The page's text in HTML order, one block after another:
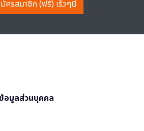
ครสมาชิก (ฟรี) เร็วๆนี้
อมูลส่วนบุคคล